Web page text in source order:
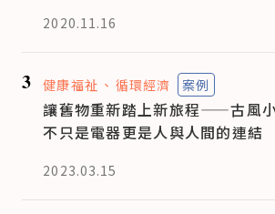
2020.11.16
3 健康福祉 循環經濟 案例
讓舊物重新踏上新旅程——古風
不只是電器更是人與人間的連結
2023.03.15